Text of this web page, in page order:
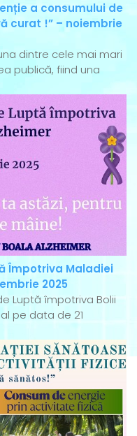
a consumului de
curat !” – noiembrie
dintre cele mai mari
publică, fiind una
Împotriva Maladiei
2025
Luptă împotriva Bolii
pe data de 21